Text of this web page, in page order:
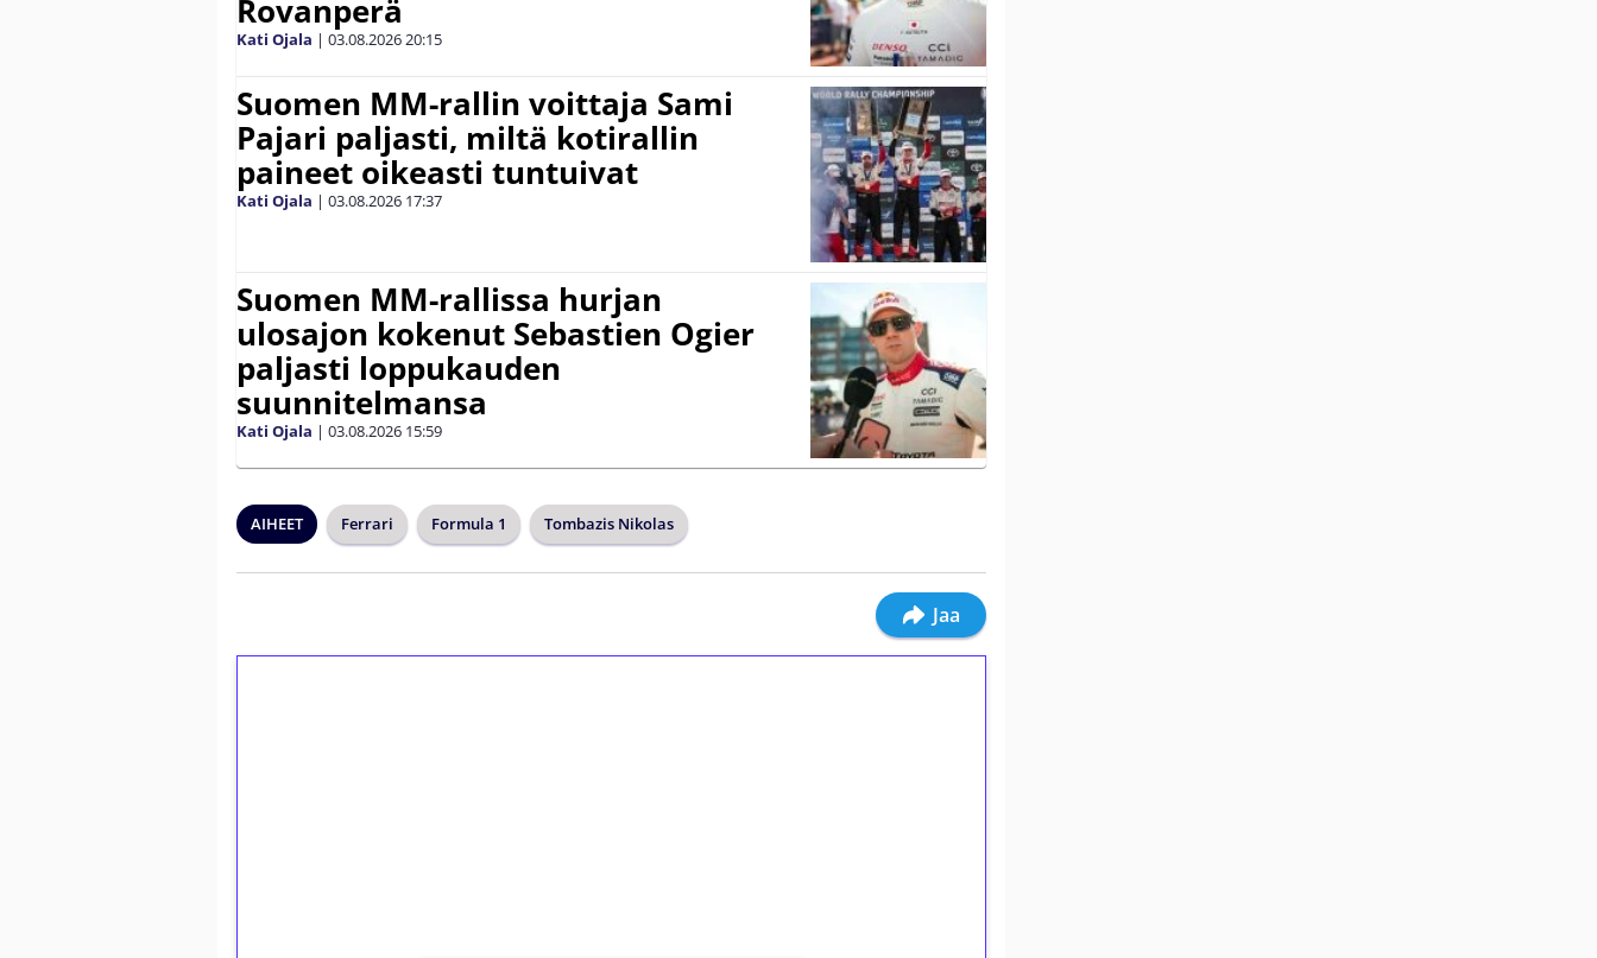
Rovanperä
Kati Ojala | 03.08.202620:15
Suomen MM-rallin voittaja Sami
Pajari paljasti, miltä kotirallin
paineet oikeasti tuntuivat
Kati Ojala | 03.08.2026 17:37
Suomen MM-rallissa hurjan
ulosajon kokenut Sebastien Ogier
paljasti loppukauden
suunnitelmansa
Kati Ojala | 03.08.2026 15:59
AIHEET Ferrari Formula 1 Tombazis Nikolas
Jaa